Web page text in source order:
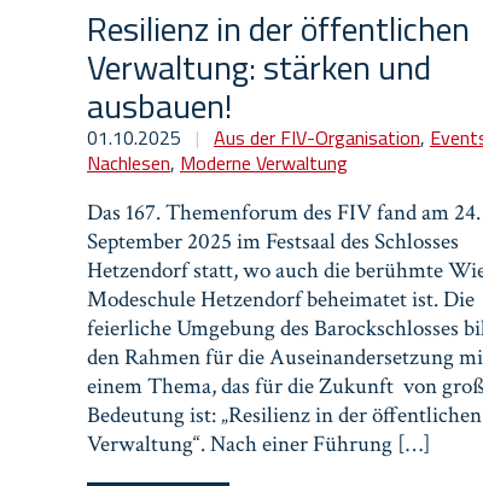
Resilienz in der öffentlichen
Verwaltung: stärken und
ausbauen!
01.10.2025 | Aus der FIV-Organisation,
Nachlesen, Moderne Verwaltung
Das 167. Themenforum des FIV fand am 24.
September 2025 im Festsaal des Schlosses
Hetzendorf statt, wo auch die berühmte
Modeschule Hetzendorf beheimatet ist. Die
feierliche Umgebung des Barockschlosses
den Rahmen für die Auseinandersetzung
einem Thema, das für die Zukunft von
Bedeutung ist: „Resilienz in der öffentlichen
Verwaltung“. Nach einer Führung […]